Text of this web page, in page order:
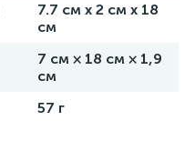
7.7 см х 2 см х 18
см
7 см × 18 см × 1,9
см
57 г